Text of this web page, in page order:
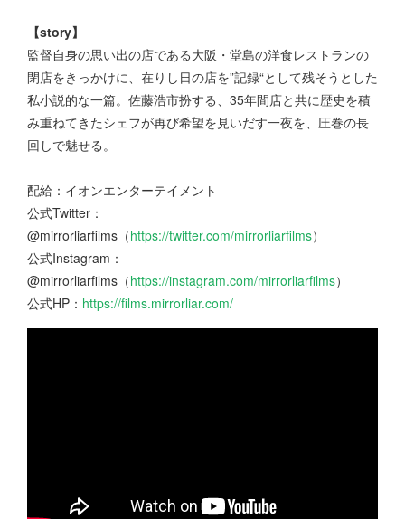
【story】
監督自身の思い出の店である大阪・堂島の洋食レストランの
閉店をきっかけに、在りし日の店を”記録“として残そうとした
私小説的な一篇。佐藤浩市扮する、35年間店と共に歴史を積
み重ねてきたシェフが再び希望を見いだす一夜を、圧巻の長
回しで魅せる。
配給：イオンエンターテイメント
公式Twitter：
@mirrorliarfilms（https://twitter.com/mirrorliarfilms）
公式Instagram：
@mirrorliarfilms（https://instagram.com/mirrorliarfilms）
公式HP： https://films.mirrorliar.com/